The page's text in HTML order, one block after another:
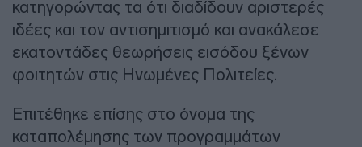
κατηγορώντας τα ότι διαδίδουν αριστερές
ιδέες και τον αντισημιτισμό και ανακάλεσε
εκατοντάδες θεωρήσεις εισόδου ξένων
φοιτητών στις Ηνωμένες Πολιτείες.
Επιτέθηκε επίσης στο όνομα της
καταπολέμησης των προγραμμάτων